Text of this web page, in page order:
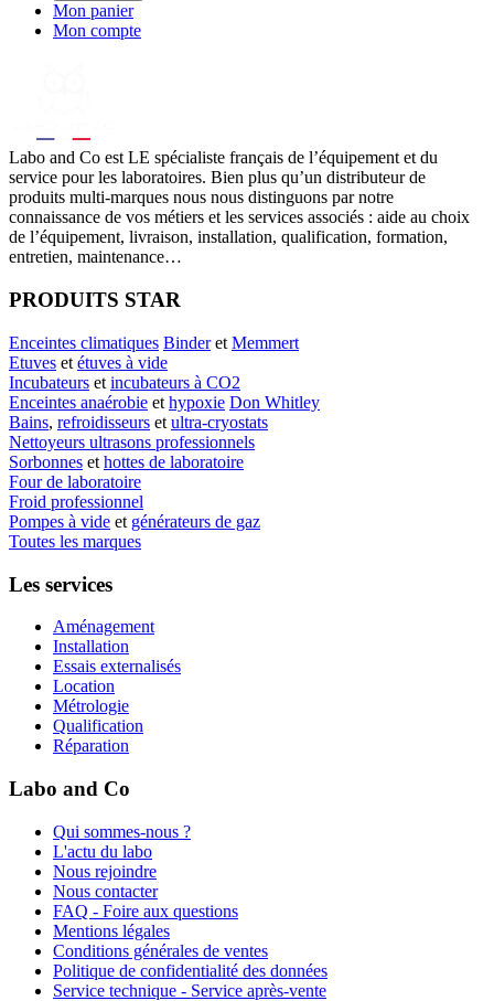
Mon panier
Mon compte
Labo and Co est LE spécialiste français de l’équipement et du
service pour les laboratoires. Bien plus qu’un distributeur de
produits multi-marques nous nous distinguons par notre
connaissance de vos métiers et les services associés : aide au choix
de l’équipement, livraison, installation, qualification, formation,
entretien, maintenance…
PRODUITS STAR
Enceintes climatiques Binderet Memmert
Etuves et étuves à vide
Incubateurs et incubateurs à CO2
Enceintes anaérobie et hypoxie Don Whitley
Bains, refroidisseurs et ultra-cryostats
Nettoyeurs ultrasons professionnels
Sorbonnes et hottes de laboratoire
Four de laboratoire
Froid professionnel
Pompes à vide et générateurs de gaz
Toutes les marques
Les services
Aménagement
Installation
Essais externalisés
Location
Métrologie
Qualification
Réparation
Labo and Co
Qui sommes-nous ?
L'actu du labo
Nous rejoindre
Nous contacter
FAQ - Foire aux questions
Mentions légales
Conditions générales de ventes
Politique de confidentialité des données
Service technique - Service après-vente